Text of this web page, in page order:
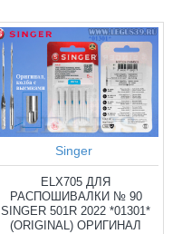
Singer
ELX705 ДЛЯ
РАСПОШИВАЛКИ № 90
SINGER 501R 2022 *01301*
(ORIGINAL) ОРИГИНАЛ